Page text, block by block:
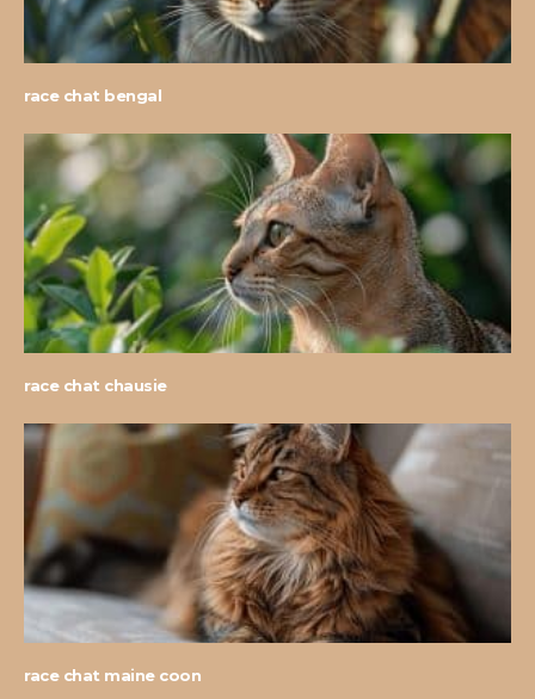
race chat bengal
race chat chausie
race chat maine coon